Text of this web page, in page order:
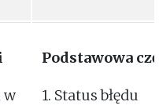
w
Podstawowa
1. Status błędu